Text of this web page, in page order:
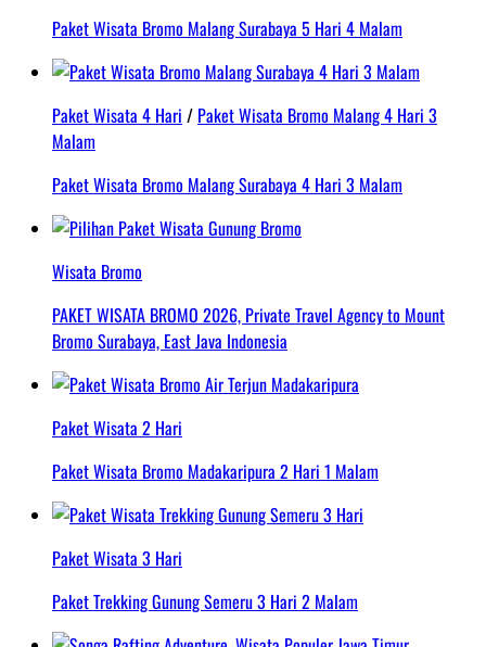
Paket Wisata Bromo Malang Surabaya 5 Hari 4 Malam
Paket Wisata 4 Hari / Paket Wisata Bromo Malang 4 Hari 3
Malam
Paket Wisata Bromo Malang Surabaya 4 Hari 3 Malam
Wisata Bromo
PAKET WISATA BROMO 2026, Private Travel Agency to Mount
Bromo Surabaya, East Java Indonesia
Paket Wisata 2 Hari
Paket Wisata Bromo Madakaripura 2 Hari 1 Malam
Paket Wisata 3 Hari
Paket Trekking Gunung Semeru 3 Hari 2 Malam